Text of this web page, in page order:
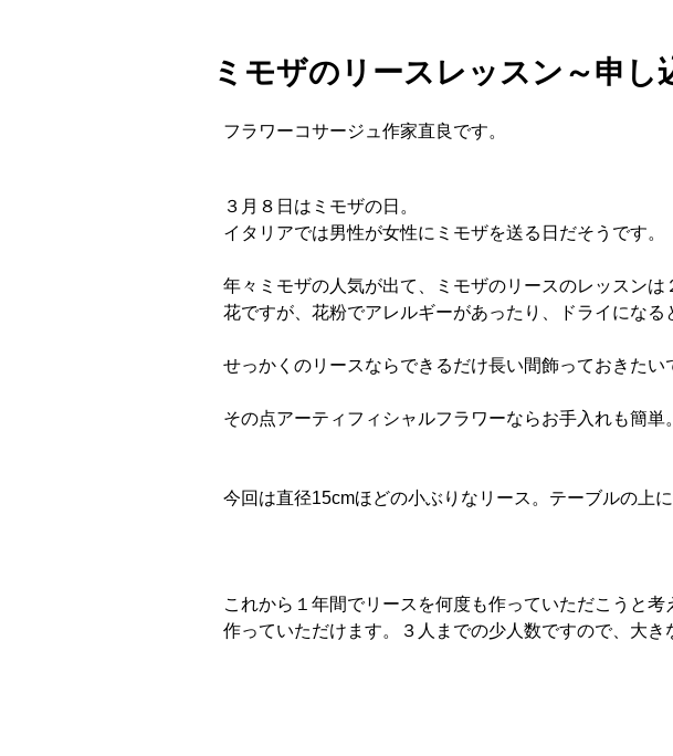
ミモザのリースレッスン～申し
フラワーコサージュ作家直良です。
３月８日はミモザの日。
イタリアでは男性が女性にミモザを送る日だそうです。
年々ミモザの人気が出て、ミモザのリースのレッスン
花ですが、花粉でアレルギーがあったり、ドライになる
せっかくのリースならできるだけ長い間飾っておきたい
その点アーティフィシャルフラワーならお手入れも簡単
今回は直径15cmほどの小ぶりなリース。テーブルの上
これから１年間でリースを何度も作っていただこうと
作っていただけます。３人までの少人数ですので、大